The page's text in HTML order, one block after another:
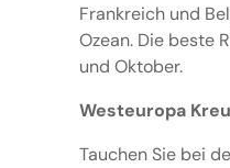
Frankreich und
Ozean. Die beste
und Oktober.
Westeuropa
Tauchen Sie bei